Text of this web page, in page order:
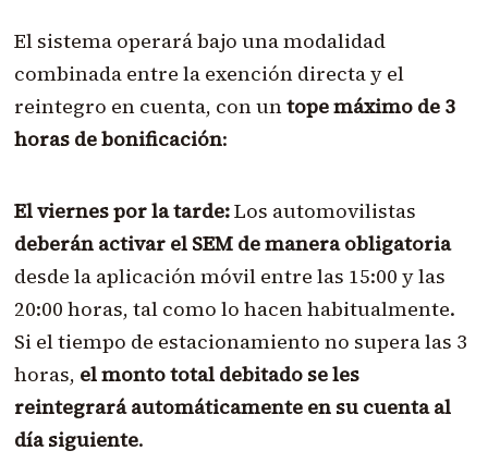
El sistema operará bajo una modalidad
combinada entre la exención directa y el
reintegro en cuenta, con untope máximo de 3
horas de bonificación:
El viernes por la tarde:Los automovilistas
deberán activar el SEM de manera obligatoria
desde la aplicación móvil entre las 15:00 y las
20:00 horas, tal como lo hacen habitualmente.
Si el tiempo de estacionamiento no supera las 3
horas, el monto total debitado se les
reintegrará automáticamente en su cuenta al
día siguiente.